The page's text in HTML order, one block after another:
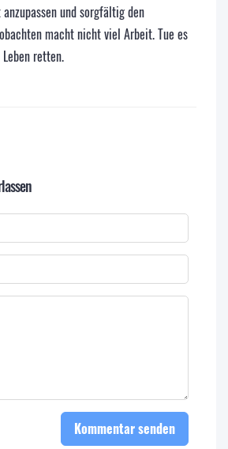
und sorgfältig den
macht nicht viel Arbeit. Tue es
retten.
Kommentar senden